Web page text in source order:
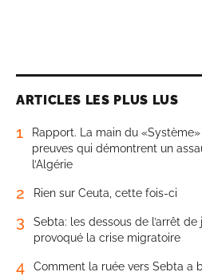
ARTICLES LES PLUS LUS
1
Rapport. La main du
preuves qui démontrent un
l’Algérie
2 Rien sur Ceuta, cette fois-ci
3
Sebta: les dessous de l’arrêt
provoqué la crise migratoire
4
Comment la ruée vers Sebta a